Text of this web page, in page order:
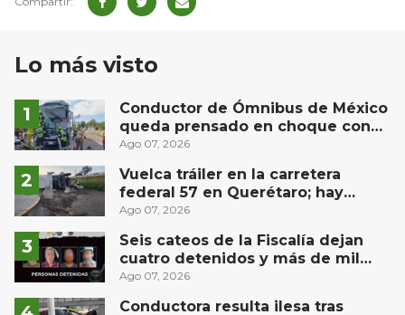
Lo más visto
Conductor de Ómnibus de México
queda prensado en choque con
materialista en San Juan del Río
Ago 07, 2026
Vuelca tráiler en la carretera
federal 57 en Querétaro; hay
derrame de combustible
Ago 07, 2026
Seis cateos de la Fiscalía dejan
cuatro detenidos y más de mil
dosis aseguradas en Querétaro
Ago 07, 2026
Conductora resulta ilesa tras